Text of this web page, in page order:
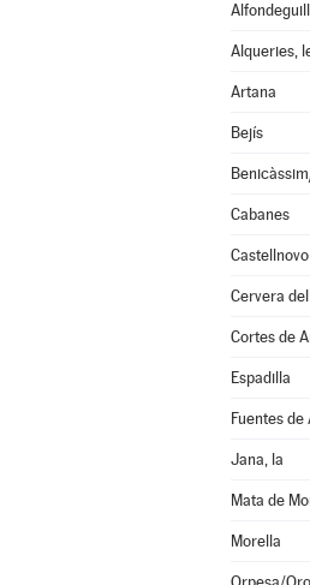
Artana
Bejís
Cabanes
Castellnovo
Cervera
Cortes de
Espadilla
Fuentes de
Jana, la
Mata de
Morella